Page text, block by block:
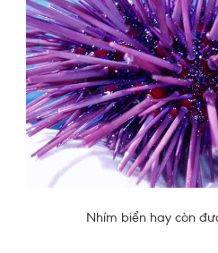
Nhím biển hay còn